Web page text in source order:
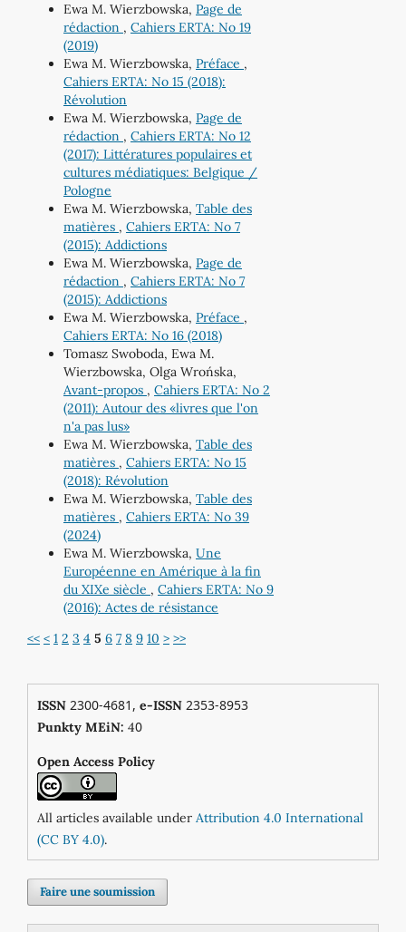
Ewa M. Wierzbowska, Page de
rédaction , Cahiers ERTA: No 19
(2019)
Ewa M. Wierzbowska, Préface ,
Cahiers ERTA: No 15 (2018):
Révolution
Ewa M. Wierzbowska, Page de
rédaction , Cahiers ERTA: No 12
(2017): Littératures populaires et
cultures médiatiques: Belgique /
Pologne
Ewa M. Wierzbowska, Table des
matières , Cahiers ERTA: No 7
(2015): Addictions
Ewa M. Wierzbowska, Page de
rédaction , Cahiers ERTA: No 7
(2015): Addictions
Ewa M. Wierzbowska, Préface ,
Cahiers ERTA: No 16 (2018)
Tomasz Swoboda, Ewa M.
Wierzbowska, Olga Wrońska,
Avant-propos , Cahiers ERTA: No 2
(2011): Autour des «livres que l'on
n'a pas lus»
Ewa M. Wierzbowska, Table des
matières , Cahiers ERTA: No 15
(2018): Révolution
Ewa M. Wierzbowska, Table des
matières , Cahiers ERTA: No 39
(2024)
Ewa M. Wierzbowska, Une
Européenne en Amérique à la fin
du XIXe siècle , Cahiers ERTA: No 9
(2016): Actes de résistance
<< < 1 2 3 4 5 6 7 8 9 10 > >>
ISSN2300-4681, e-ISSN2353-8953
Punkty MEiN: 40
Open Access Policy
All articles available under Attribution 4.0 International
(CC BY 4.0).
Faire une soumission